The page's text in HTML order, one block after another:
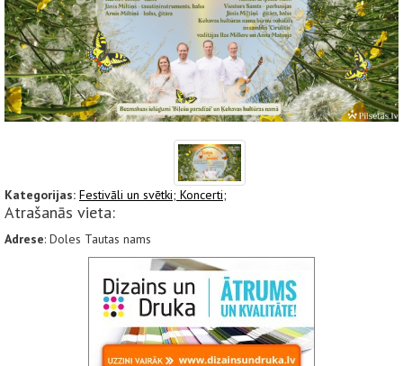
Kategorijas: Festivāli un svētki; Koncerti;
Atrašanās vieta:
Adrese: Doles Tautas nams